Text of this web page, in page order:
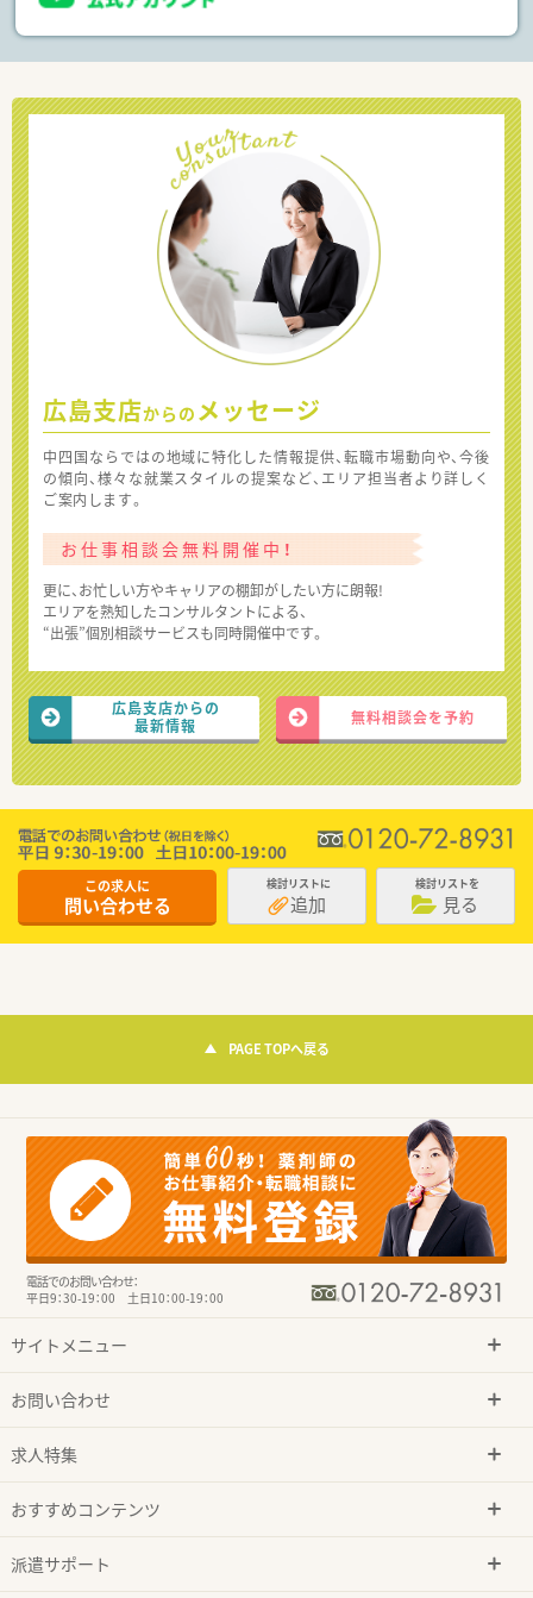
広島支店からの メッセージ
中四国ならではの地域に特化した情報提供、転職市場動向や、今後
の傾向、様々な就業スタイルの提案など、エリア担当者より詳しく
ご案内します。
お仕事相談会無料開催中！
更に、お忙しい方やキャリアの棚卸がしたい方に朗報!
エリアを熟知したコンサルタントによる、
“出張”個別相談サービスも同時開催中です。
広島支店からの
最新情報
無料相談会を予約
この求人に
問い合わせる
検討リストに
追加
検討リストを
見る
PAGE TOPへ戻る
電話でのお問い合わせ：
平日9：30-19：00 土日10：00-19：00
サイトメニュー
お問い合わせ
求人特集
おすすめコンテンツ
派遣サポート